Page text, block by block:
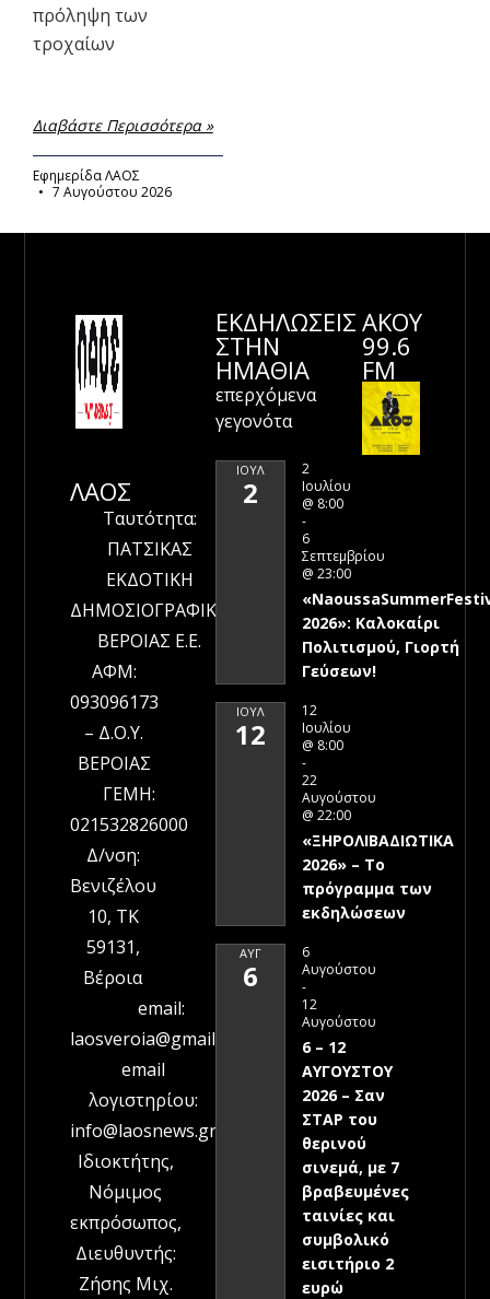
πρόληψη των
τροχαίων
Διαβάστε Περισσότερα »
Εφημερίδα ΛΑΟΣ
7 Αυγούστου 2026
ΛΑΟΣ
Ταυτότητα:
ΠΑΤΣΙΚΑΣ
ΕΚΔΟΤΙΚΗ
ΔΗΜΟΣΙΟΓΡΑΦΙΚΗ
ΒΕΡΟΙΑΣ Ε.Ε.
ΑΦΜ:
093096173
– Δ.Ο.Υ.
ΒΕΡΟΙΑΣ
ΓΕΜΗ:
021532826000
Δ/νση:
Βενιζέλου
10, ΤΚ
59131,
Βέροια
email:
laosveroia@gmail.com
email
λογιστηρίου:
info@laosnews.gr
Ιδιοκτήτης,
Νόμιμος
εκπρόσωπος,
Διευθυντής:
Ζήσης Μιχ.
ΕΚΔΗΛΩΣΕΙΣ
ΣΤΗΝ
ΗΜΑΘΊΑ
επερχόμενα
γεγονότα
ΙΟΎΛ
2
2
Ιουλίου
@ 8:00
-
6
Σεπτεμβρίου
@ 23:00
2026»: Καλοκαίρι
Πολιτισμού, Γιορτή
Γεύσεων!
ΙΟΎΛ
12
12
Ιουλίου
@ 8:00
-
22
Αυγούστου
@ 22:00
«ΞΗΡΟΛΙΒΑΔΙΩΤΙΚΑ
2026» – To
πρόγραμμα των
εκδηλώσεων
ΑΥΓ
6
6
Αυγούστου
-
12
Αυγούστου
6 – 12
ΑΥΓΟΥΣΤΟΥ
2026 – Σαν
ΣΤΑΡ του
θερινού
σινεμά, με 7
βραβευμένες
ταινίες και
συμβολικό
εισιτήριο 2
ευρώ
ΑΚΟΥ
99.6
FM